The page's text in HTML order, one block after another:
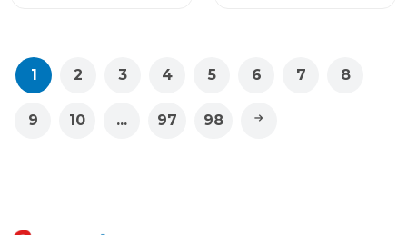
1 2 3 4 5 6 7 8
9 10 ... 97 98